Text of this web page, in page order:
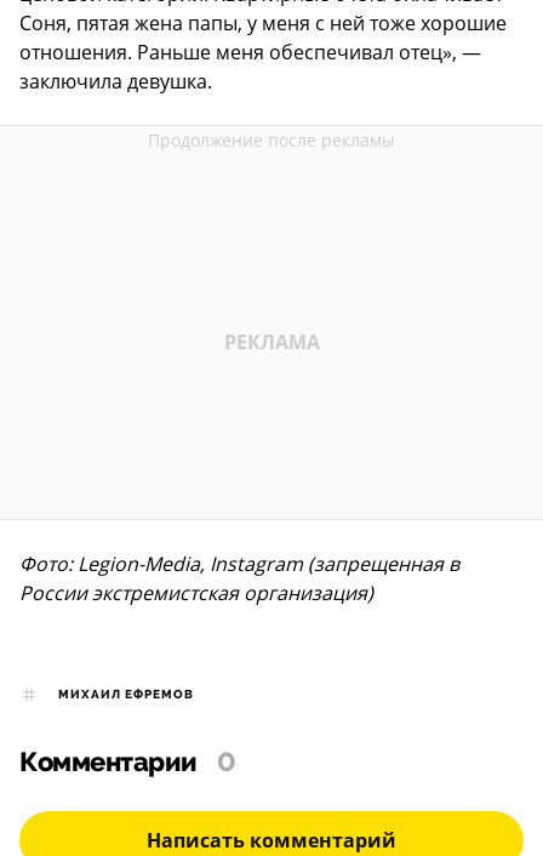
Соня, пятая жена папы, у меня с ней тоже хорошие
отношения. Раньше меня обеспечивал отец», —
заключила девушка.
Фото: Legion-Media, Instagram (запрещенная в
России экстремистская организация)
МИХАИЛ ЕФРЕМОВ
Комментарии 0
Написать комментарий